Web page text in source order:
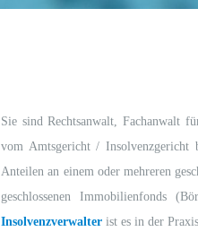
Sie sind Rechtsanwalt, Fachanwalt
vom Amtsgericht / Insolvenzgericht
Anteilen an einem oder mehreren
geschlossenen Immobilienfonds
Insolvenzverwalter ist es in der